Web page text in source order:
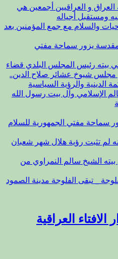
و العراقيين أجمعين هي
ومستقبل أجياله
والسلام مع جمع المؤمنين بعد
يزور سماحة مفتي
بيته رئيس المجلس البلدي قضاء
شيوخ عشائر صلاح الدين..
والرؤية السياسية
الإسلامي وآل بيت رسول الله
سماحة مفتي الجمهورية للسلام
أنه لم تثبت رؤية هلال شهر شعبان
الشيخ سالم النمراوي من
_ تبقى الفلوجة مدينة الصمود
الافتاء العراقية